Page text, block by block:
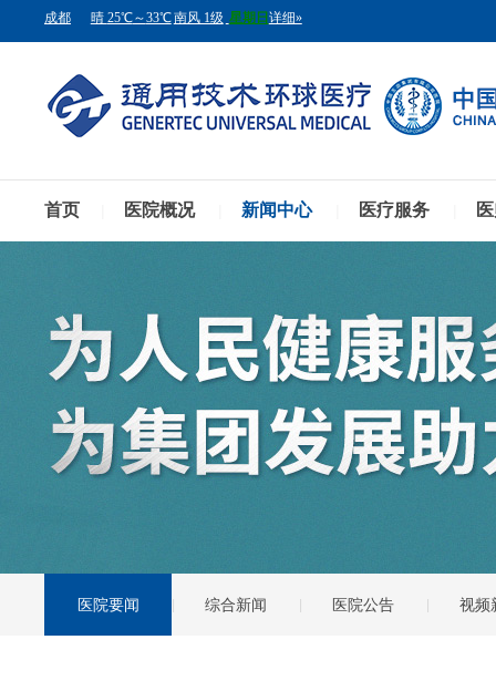
首页 医院概况 新闻中心 医疗服务
医院要闻 综合新闻 医院公告 视频